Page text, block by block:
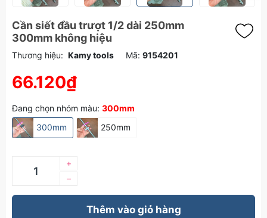
Cần siết đầu trượt 1/2 dài 250mm
300mm không hiệu
Thương hiệu: Kamy tools Mã: 9154201
66.120₫
Đang chọn nhóm màu: 300mm
300mm
250mm
–
+
Thêm vào giỏ hàng